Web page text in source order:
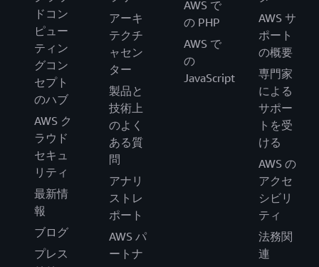
ドコン
ピュー
ティン
グコン
セプト
のハブ
AWS ク
ラウド
セキュ
リティ
最新情
報
ブログ
プレス
アーキ
テクチ
ャセン
ター
製品と
技術上
のよく
ある質
問
アナリ
ストレ
ポート
AWS パ
ートナ
AWS で
の PHP
AWS で
の
JavaScript
AWS サ
ポート
の概要
専門家
による
サポー
トを受
ける
AWS の
アクセ
シビリ
ティ
法務関
連